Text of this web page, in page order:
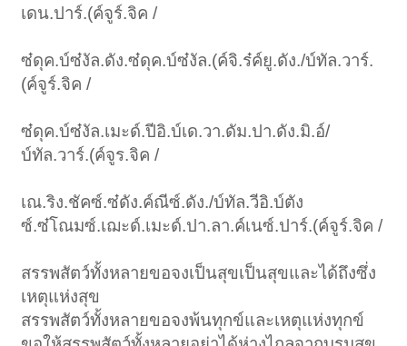
เดน.ปาร์.(ค์จูร์.จิค /
ซ๋ดุค.บ์ซ๋งัล.ดัง.ซ๋ดุค.บ์ซ๋งัล.(ค์จิ.ร๋ค์ยู.ดัง./บ์ทัล.วาร์.
(ค์จูร์.จิค /
ซ๋ดุค.บ์ซ๋งัล.เมะด์.ปีอิ.บ์เด.วา.ดัม.ปา.ดัง.มิ.อ์/
บ์ทัล.วาร์.(ค์จูร.จิค /
เณ.ริง.ชัคซ์.ซ๋ดัง.ค์ณีซ์.ดัง./บ์ทัล.วีอิ.บ์ตัง
ซ์.ซ๋โณมซ์.เฌะด์.เมะด์.ปา.ลา.ค์เนซ์.ปาร์.(ค์จูร์.จิค /
สรรพสัตว์ทั้งหลายขอจงเป็นสุขเป็นสุขและได้ถึงซึ่ง
เหตุแห่งสุข
สรรพสัตว์ทั้งหลายขอจงพ้นทุกข์และเหตุแห่งทุกข์